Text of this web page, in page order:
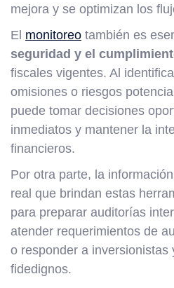
mejora y se optimizan los
El monitoreo también es
seguridad y el
fiscales vigentes. Al
omisiones o riesgos
puede tomar decisiones
inmediatos y mantener la
financieros.
Por otra parte, la
real que brindan estas
para preparar auditorías
atender requerimientos de
o responder a inversionistas
fidedignos.